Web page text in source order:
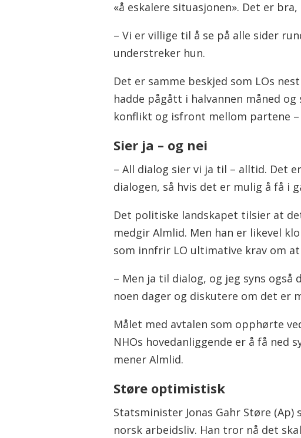
«å eskalere situasjonen». Det er
– Vi er villige til å se på alle sider
understreker hun.
Det er samme beskjed som LOs
hadde pågått i halvannen måned
konflikt og isfront mellom partene
Sier ja – og nei
– All dialog sier vi ja til – alltid. Det
dialogen, så hvis det er mulig å få i
Det politiske landskapet tilsier at
medgir Almlid. Men han er likevel
som innfrir LO ultimative krav om
– Men ja til dialog, og jeg syns også
noen dager og diskutere om det er
Målet med avtalen som opphørte
NHOs hovedanliggende er å få ned
mener Almlid.
Støre optimistisk
Statsminister Jonas Gahr Støre
norsk arbeidsliv. Han tror nå det